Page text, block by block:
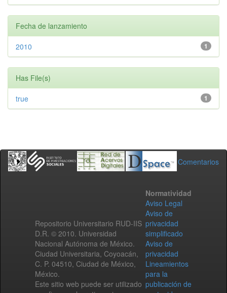
Fecha de lanzamiento
1
2010
Has File(s)
1
true
Comentarios
Repositorio Universitario RUD-IIS
D.R. © 2010. Universidad
Nacional Autónoma de México.
Ciudad Universitaria, Coyoacán,
C. P. 04510, Ciudad de México,
México.
Este sitio web puede ser utilizado
Normatividad
Aviso Legal
Aviso de
privacidad
simplificado
Aviso de
privacidad
Lineamientos
para la
publicación de